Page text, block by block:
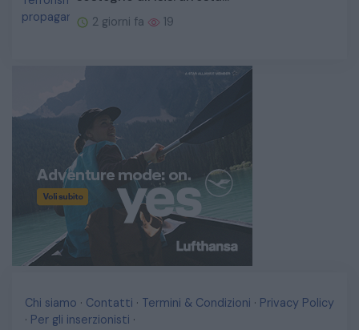
2 giorni fa 19
Chi siamo · Contatti · Termini & Condizioni · Privacy Policy
· Per gli inserzionisti ·